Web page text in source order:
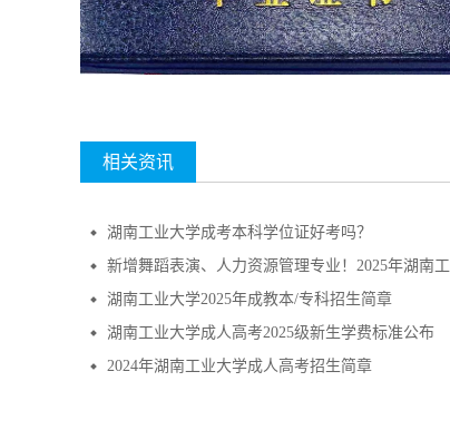
相关资讯
湖南工业大学成考本科学位证好考吗？
新增舞蹈表演、人力资源管理专业！2025年湖南工业大学成考招生专业目录
湖南工业大学2025年成教本/专科招生简章
湖南工业大学成人高考2025级新生学费标准公布
2024年湖南工业大学成人高考招生简章